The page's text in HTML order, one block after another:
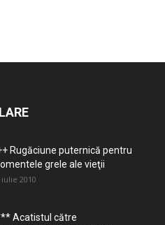
Rugăciune puternică pentru
grele ale vieţii
iulie 2010
Acatistul către